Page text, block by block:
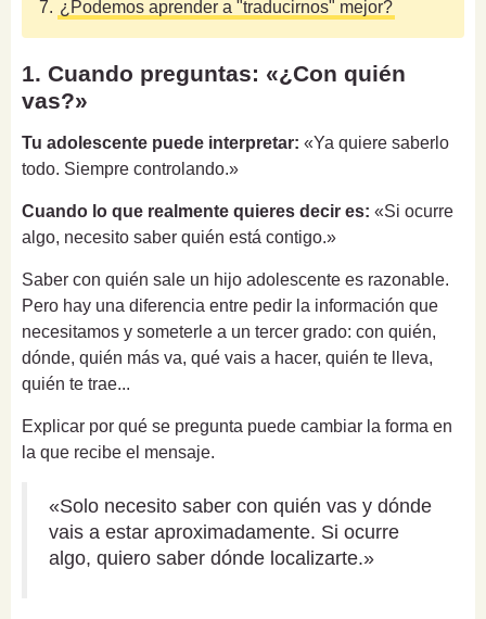
7. ¿Podemos aprender a "traducirnos" mejor?
1. Cuando preguntas: «¿Con quién
vas?»
Tu adolescente puede interpretar: «Ya quiere saberlo
todo. Siempre controlando.»
Cuando lo que realmente quieres decir es: «Si ocurre
algo, necesito saber quién está contigo.»
Saber con quién sale un hijo adolescente es razonable.
Pero hay una diferencia entre pedir la información que
necesitamos y someterle a un tercer grado: con quién,
dónde, quién más va, qué vais a hacer, quién te lleva,
quién te trae...
Explicar por qué se pregunta puede cambiar la forma en
la que recibe el mensaje.
«Solo necesito saber con quién vas y dónde
vais a estar aproximadamente. Si ocurre
algo, quiero saber dónde localizarte.»